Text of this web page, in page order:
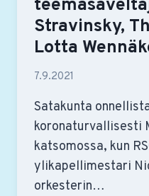
Stravinsky,
Lotta
7.9.2021
Satakunta
koronaturvallisesti
katsomossa, kun
ylikapellimestari
orkesterin…